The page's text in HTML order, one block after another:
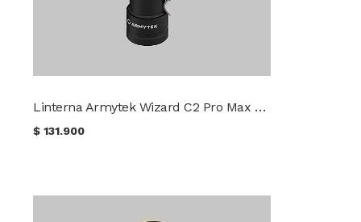
Linterna Armytek Wizard C2 Pro Max LR Luz Fría
$131.900